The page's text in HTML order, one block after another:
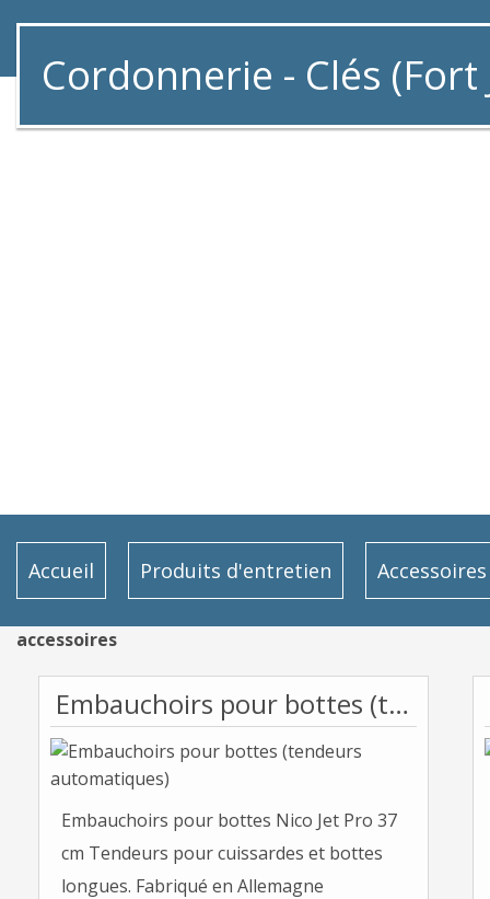
Cordonnerie - Clés (Fort
Accueil Produits d'entretien Accessoires
accessoires
Embauchoirs pour bottes (tendeurs automatiques)
Embauchoirs pour bottes Nico Jet Pro 37
cm Tendeurs pour cuissardes et bottes
longues. Fabriqué en Allemagne